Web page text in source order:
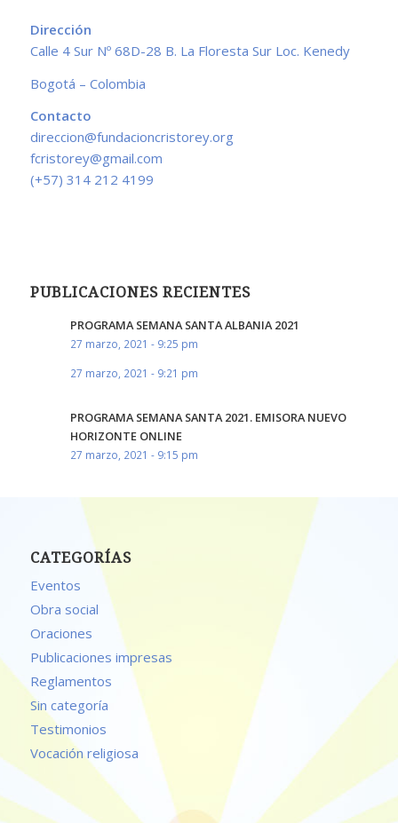
Dirección
Calle 4 Sur Nº 68D-28 B. La Floresta Sur Loc. Kenedy
Bogotá – Colombia
Contacto
direccion@fundacioncristorey.org
fcristorey@gmail.com
(+57) 314 212 4199
PUBLICACIONES RECIENTES
PROGRAMA SEMANA SANTA ALBANIA 2021
27 marzo, 2021 - 9:25 pm
27 marzo, 2021 - 9:21 pm
PROGRAMA SEMANA SANTA 2021. EMISORA NUEVO
HORIZONTE ONLINE
27 marzo, 2021 - 9:15 pm
CATEGORÍAS
Eventos
Obra social
Oraciones
Publicaciones impresas
Reglamentos
Sin categoría
Testimonios
Vocación religiosa